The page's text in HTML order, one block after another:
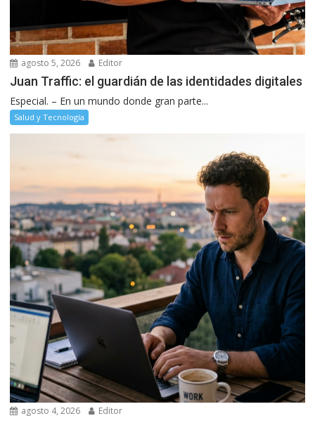
agosto 5, 2026 Editor
Juan Traffic: el guardián de las identidades digitales
Especial. – En un mundo donde gran parte...
Salud y Tecnología
agosto 4, 2026 Editor